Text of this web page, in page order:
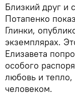
Близкий друг и
Потапенко
Глинки,
экземплярах.
Елизавета
особого
любовь и
человеком.